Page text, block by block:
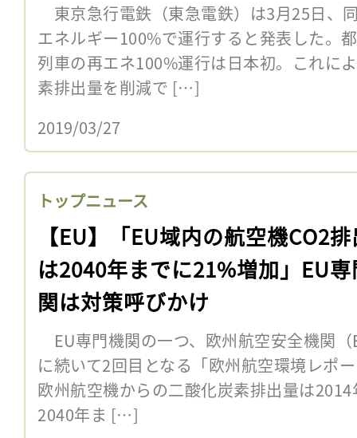
東京急行電鉄（東急電鉄）は3月25日、
エネルギー100%で運行すると発表した。
列車の再エネ100%運行は日本初。これに
素排出量を削減で […]
2019/03/27
トップニュース
【EU】「EU域内の航空機CO2
は2040年までに21%増加」EU
関は対策呼びかけ
EU専門機関の一つ、欧州航空安全機関
に続いて2回目となる「欧州航空環境レポ
欧州航空機からの二酸化炭素排出量は
2040年ま […]